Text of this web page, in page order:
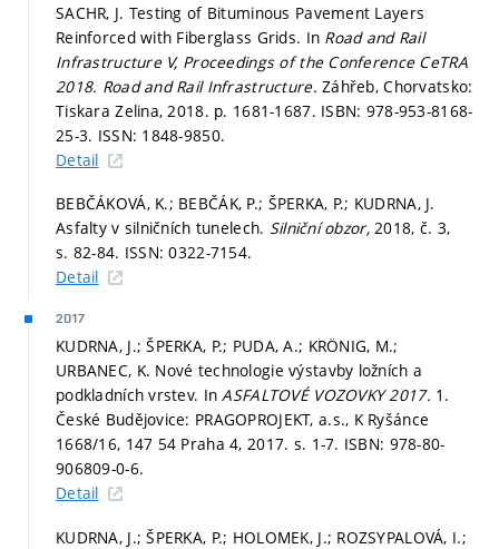
SACHR, J. Testing of Bituminous Pavement Layers
Reinforced with Fiberglass Grids. In Road and Rail
Infrastructure V, Proceedings of the Conference CeTRA
2018. Road and Rail Infrastructure.Záhřeb, Chorvatsko:
Tiskara Zelina, 2018. p. 1681-1687. ISBN: 978-953-8168-
25-3. ISSN: 1848-9850.
Detail
BEBČÁKOVÁ, K.; BEBČÁK, P.; ŠPERKA, P.; KUDRNA, J.
Asfalty v silničních tunelech. Silniční obzor,2018, č. 3,
s. 82-84. ISSN: 0322-7154.
Detail
2017
KUDRNA, J.; ŠPERKA, P.; PUDA, A.; KRÖNIG, M.;
URBANEC, K. Nové technologie výstavby ložních a
podkladních vrstev. InASFALTOVÉ VOZOVKY 2017. 1.
České Budějovice: PRAGOPROJEKT, a.s., K Ryšánce
1668/16, 147 54 Praha 4, 2017. s. 1-7. ISBN: 978-80-
906809-0-6.
Detail
KUDRNA, J.; ŠPERKA, P.; HOLOMEK, J.; ROZSYPALOVÁ, I.;